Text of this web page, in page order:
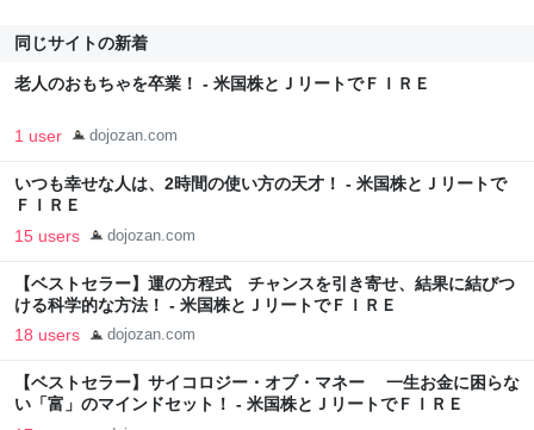
同じサイトの新着
老人のおもちゃを卒業！ - 米国株とＪリートでＦＩＲＥ
1 user dojozan.com
いつも幸せな人は、2時間の使い方の天才！ - 米国株とＪリートで
ＦＩＲＥ
15 users dojozan.com
【ベストセラー】運の方程式 チャンスを引き寄せ、結果に結びつ
ける科学的な方法！ - 米国株とＪリートでＦＩＲＥ
18 users dojozan.com
【ベストセラー】サイコロジー・オブ・マネー 一生お金に困らな
い「富」のマインドセット！ - 米国株とＪリートでＦＩＲＥ